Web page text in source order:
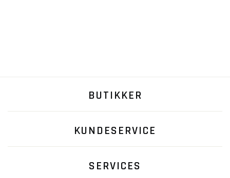
BUTIKKER
KUNDESERVICE
SERVICES